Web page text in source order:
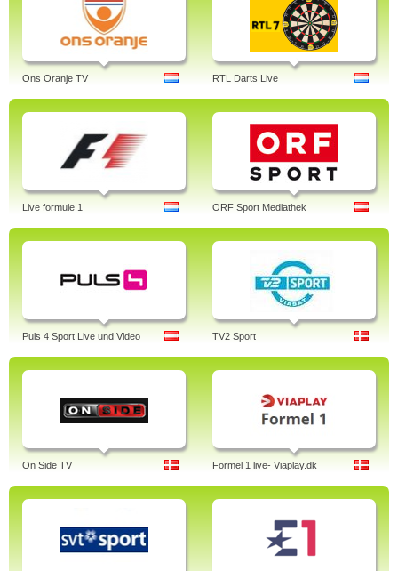
Ons Oranje TV RTL Darts Live
Live formule 1 ORF Sport Mediathek
Puls 4 Sport Live und Video TV2 Sport
On Side TV Formel 1 live- Viaplay.dk